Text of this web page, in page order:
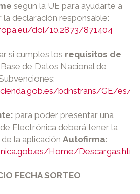
según la UE para ayudarte a
declaración responsable:
doi/10.2873/871404
si cumples los requisitos de
de Datos Nacional de
bdnstrans/GE/es/
para poder presentar una
Electrónica deberá tener la
la aplicación Autofirma:
Home/Descargas.html
FECHA SORTEO